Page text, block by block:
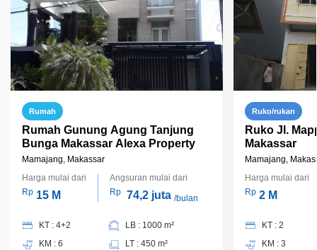
Rumah
Rumah Gunung Agung Tanjung
Bunga Makassar Alexa Property
Mamajang, Makassar
Harga mulai dari
Rp 15 M
Angsuran mulai dari
Rp 74,2 juta /bulan
KT : 4+2
KM : 6
LB : 1000 m²
LT : 450 m²
Ruko/rukan
Ruko Jl.
Makassar
Mamajang,
Harga mulai dari
Rp 2 M
KT : 2
KM : 3